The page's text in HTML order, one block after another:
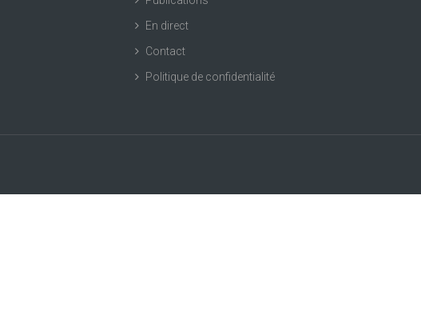
En direct
Contact
Politique de confidentialité